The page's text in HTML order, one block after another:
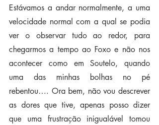
Estávamos a andar normalmente, a uma
velocidade normal com a qual se podia
ver o observar tudo ao redor, para
chegarmos a tempo ao Foxo e não nos
acontecer como em Soutelo, quando
uma das minhas bolhas no pé
rebentou…. Ora bem, não vou descrever
as dores que tive, apenas posso dizer
que uma frustração inigualável tomou